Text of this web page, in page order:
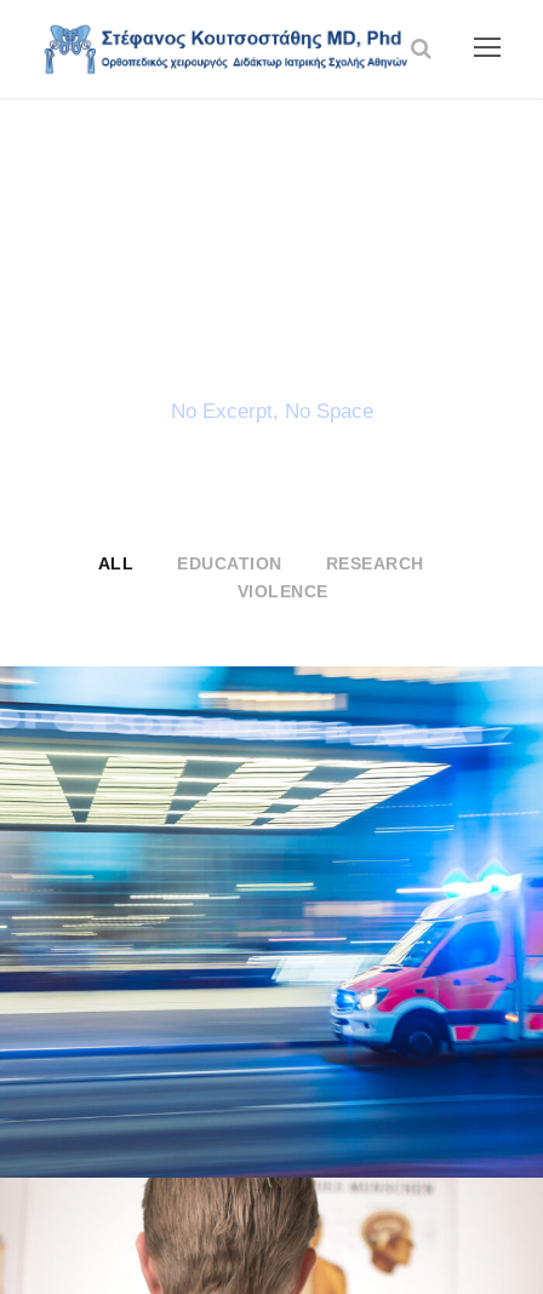
No Excerpt, No Space
ALL EDUCATION
RESEARCH
VIOLENCE
Using ALD Films to Coat Medical Devices
and Implants
Heart Rate / Medicine